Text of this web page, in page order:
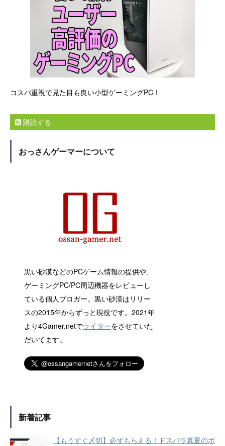
コスパ重視で見た目も良い小型ゲーミングPC！
購読する
おっさんゲーマーについて
黒い砂漠などのPCゲーム情報の提供や、
ゲーミングPC/PC周辺機器をレビューし
ている個人ブロガー。黒い砂漠はリリー
スの2015年からずっと現役です。2021年
より4Gamer.netでライターをさせていた
だいてます。
新着記事
【もうすぐ〆切】必ずもらえる！ドスパラ真夏のポ